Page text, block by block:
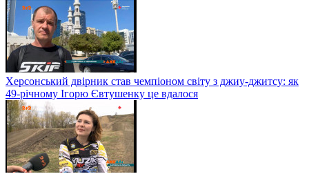
Херсонський двірник став чемпіоном світу з джиу-джитсу: як
49-річному Ігорю Євтушенку це вдалося